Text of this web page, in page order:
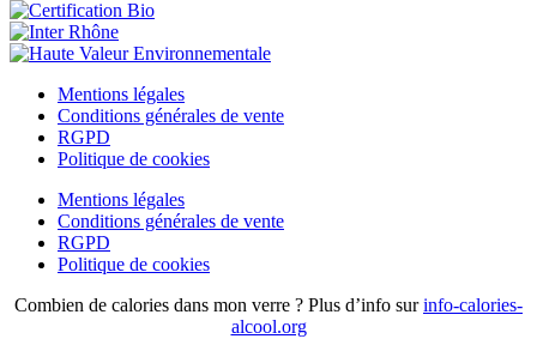
Mentions légales
Conditions générales de vente
RGPD
Politique de cookies
Mentions légales
Conditions générales de vente
RGPD
Politique de cookies
Combien de calories dans mon verre ? Plus d’info surinfo-calories-
alcool.org